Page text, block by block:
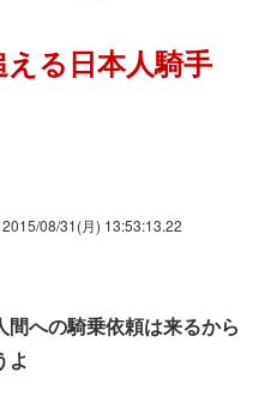
る日本人騎手
2015/08/31(月) 13:53:13.22
への騎乗依頼は来るから
よ